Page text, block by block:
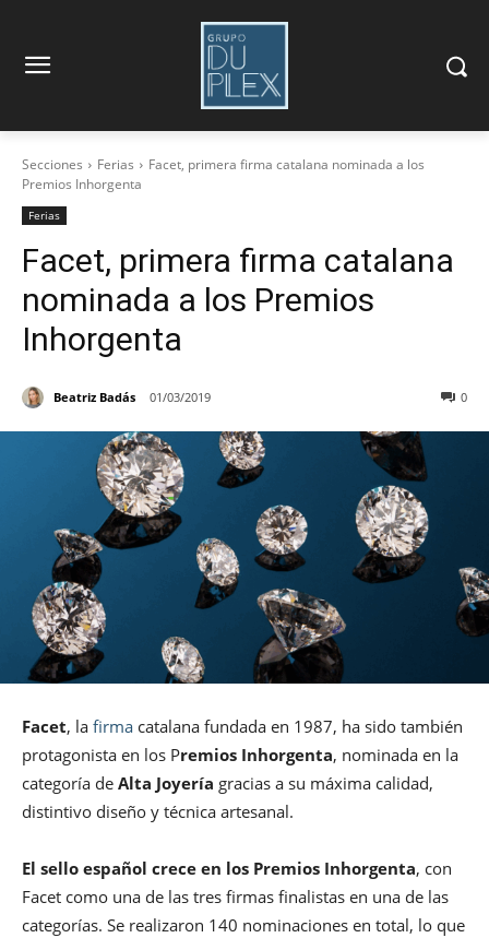
Secciones Ferias
Facet, primera firma catalana nominada a los
Premios Inhorgenta
Ferias
Facet, primera firma catalana
nominada a los Premios
Inhorgenta
Beatriz Badás 01/03/2019 0
Facet, la firma catalana fundada en 1987, ha sido también
protagonista en los Premios Inhorgenta, nominada en la
categoría de Alta Joyería gracias a su máxima calidad,
distintivo diseño y técnica artesanal.
El sello español crece en los Premios Inhorgenta, con
Facet como una de las tres firmas finalistas en una de las
categorías. Se realizaron 140 nominaciones en total, lo que